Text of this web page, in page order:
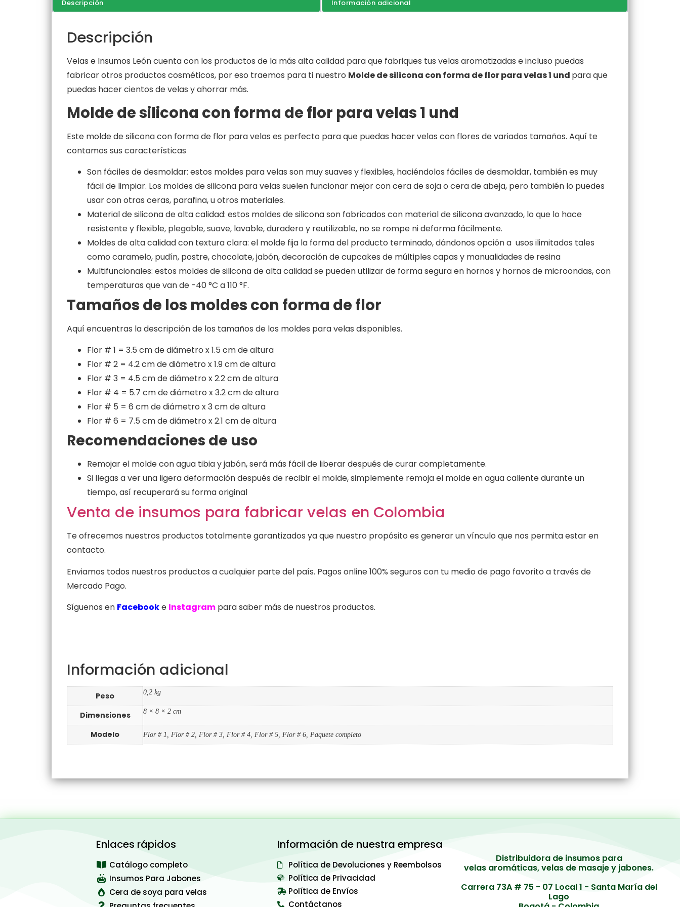
Descripción Información adicional
Descripción
Velas e Insumos León cuenta con los productos de la más alta calidad para que fabriques tus velas aromatizadas e incluso puedas
fabricar otros productos cosméticos, por eso traemos para ti nuestro Molde de silicona con forma de flor para velas 1 und para que
puedas hacer cientos de velas y ahorrar más.
Molde de silicona con forma de flor para velas 1 und
Este molde de silicona con forma de flor para velas es perfecto para que puedas hacer velas con flores de variados tamaños. Aquí te
contamos sus características
Son fáciles de desmoldar: estos moldes para velas son muy suaves y flexibles, haciéndolos fáciles de desmoldar, también es muy
fácil de limpiar. Los moldes de silicona para velas suelen funcionar mejor con cera de soja o cera de abeja, pero también lo puedes
usar con otras ceras, parafina, u otros materiales.
Material de silicona de alta calidad: estos moldes de silicona son fabricados con material de silicona avanzado, lo que lo hace
resistente y flexible, plegable, suave, lavable, duradero y reutilizable, no se rompe ni deforma fácilmente.
Moldes de alta calidad con textura clara: el molde fija la forma del producto terminado, dándonos opción a usos ilimitados tales
como caramelo, pudín, postre, chocolate, jabón, decoración de cupcakes de múltiples capas y manualidades de resina
Multifuncionales: estos moldes de silicona de alta calidad se pueden utilizar de forma segura en hornos y hornos de microondas, con
temperaturas que van de -40 °C a 110 °F.
Tamaños de los moldes con forma de flor
Aquí encuentras la descripción de los tamaños de los moldes para velas disponibles.
Flor # 1 = 3.5 cm de diámetro x 1.5 cm de altura
Flor # 2 = 4.2 cm de diámetro x 1.9 cm de altura
Flor # 3 = 4.5 cm de diámetro x 2.2 cm de altura
Flor # 4 = 5.7 cm de diámetro x 3.2 cm de altura
Flor # 5 = 6 cm de diámetro x 3 cm de altura
Flor # 6 = 7.5 cm de diámetro x 2.1 cm de altura
Recomendaciones de uso
Remojar el molde con agua tibia y jabón, será más fácil de liberar después de curar completamente.
Si llegas a ver una ligera deformación después de recibir el molde, simplemente remoja el molde en agua caliente durante un
tiempo, así recuperará su forma original
Venta de insumos para fabricar velas en Colombia
Te ofrecemos nuestros productos totalmente garantizados ya que nuestro propósito es generar un vínculo que nos permita estar en
contacto.
Enviamos todos nuestros productos a cualquier parte del país. Pagos online 100% seguros con tu medio de pago favorito a través de
Mercado Pago.
Síguenos en Facebooke Instagram para saber más de nuestros productos.
Información adicional
Peso 0,2 kg
Dimensiones 8 × 8 × 2 cm
Modelo Flor # 1, Flor # 2, Flor # 3, Flor # 4, Flor # 5, Flor # 6, Paquete completo
Enlaces rápidos
Catálogo completo
Insumos Para Jabones
Cera de soya para velas
Información de nuestra empresa
Política de Devoluciones y Reembolsos
Política de Privacidad
Política de Envíos
Contáctanos
Distribuidora de insumos para
velas aromáticas, velas de masaje y jabones.
Carrera 73A # 75 - 07 Local 1 - Santa María del
Lago